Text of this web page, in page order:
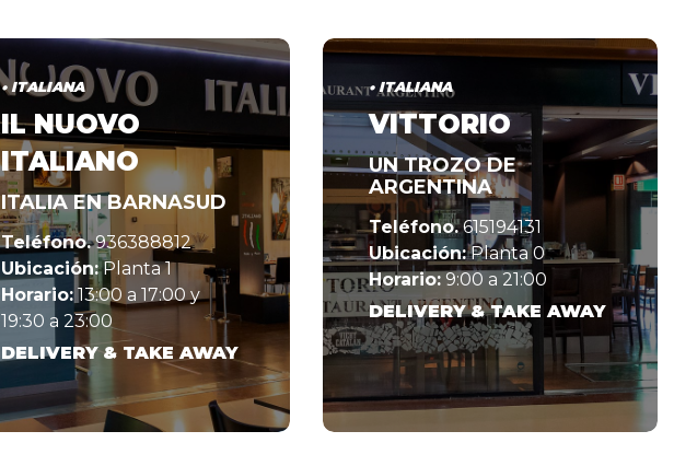
• ITALIANA
IL NUOVO
ITALIANO
ITALIA EN BARNASUD
Teléfono.936388812
Ubicación:Planta 1
Horario: 13:00 a 17:00 y
19:30 a 23:00
DELIVERY & TAKE AWAY
• ITALIANA
VITTORIO
UN TROZO DE
ARGENTINA
Teléfono.615194131
Ubicación:Planta 0
Horario: 9:00 a 21:00
DELIVERY & TAKE AWAY